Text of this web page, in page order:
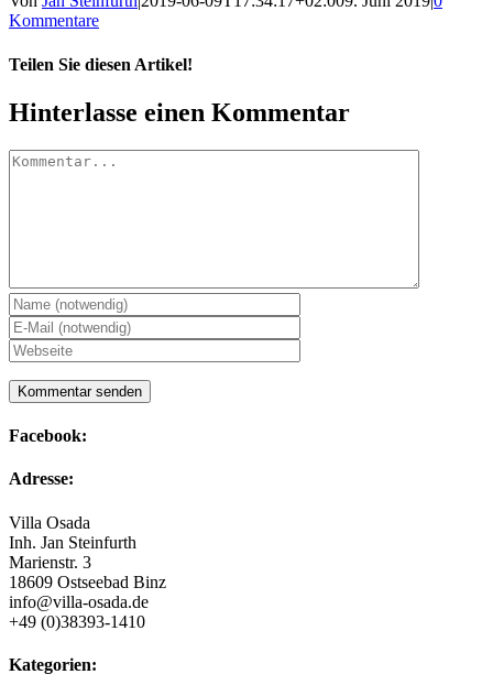
Kommentare
Teilen Sie diesen Artikel!
Facebook
X
Reddit
LinkedIn
WhatsApp
Telegram
Tumblr
Pinterest
Vk
Xing
E-
Mail
Hinterlasse einen Kommentar
Kommentar
Facebook:
Adresse:
Villa Osada
Inh. Jan Steinfurth
Marienstr. 3
18609 Ostseebad Binz
info@villa-osada.de
+49 (0)38393-1410
Kategorien: